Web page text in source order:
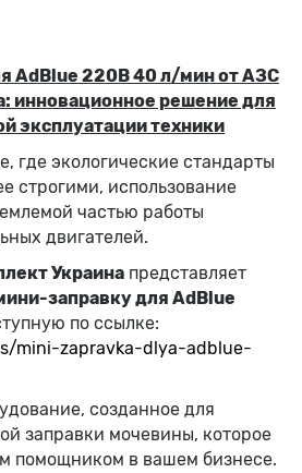
AdBlue 220В 40 л/мин от АЗС
инновационное решение для
эксплуатации техники
где экологические стандарты
строгими, использование
частью работы
двигателей.
Украина представляет
заправку для AdBlue
по ссылке:
/mini-zapravka-dlya-adblue-
созданное для
заправки мочевины, которое
помощником в вашем бизнесе.